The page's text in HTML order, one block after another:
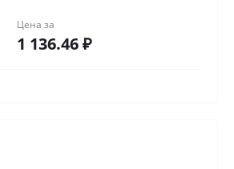
Цена за
1 136.46 ₽